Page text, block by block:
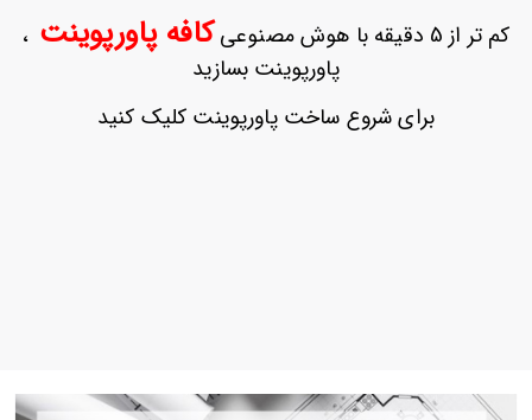
ثبت
بازیابی
کم تر از 5 دقیقه با هوش مصنوعی کافه پاورپوینت ،
پاورپوینت بسازید
برای شروع ساخت پاورپوینت کلیک کنید